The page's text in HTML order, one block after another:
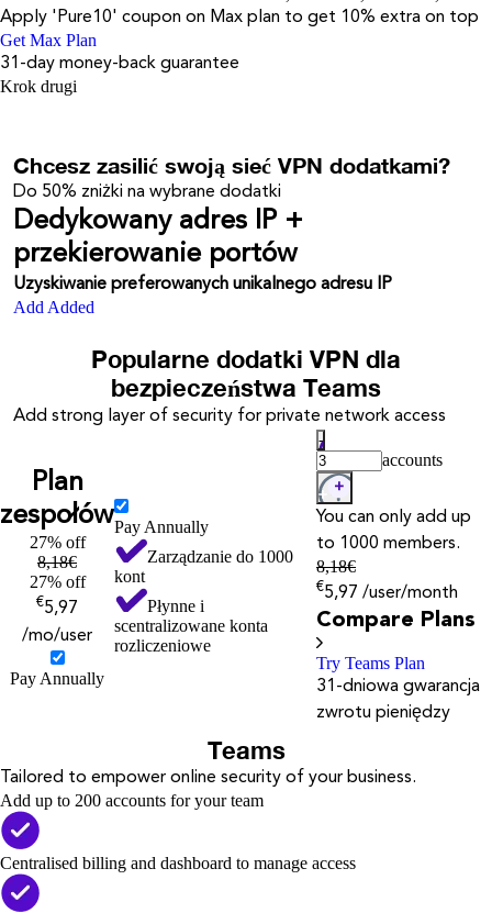
Apply 'Pure10' coupon on Max plan to get 10% extra on top
Get Max Plan
31-day money-back guarantee
Krok drugi
Chcesz zasilić swoją sieć VPN dodatkami?
Do 50% zniżki na wybrane dodatki
Dedykowany adres IP +
przekierowanie portów
Uzyskiwanie preferowanych unikalnego adresu IP
Add Added
Popularne dodatki VPN dla
bezpieczeństwa Teams
Add strong layer of security for private network access
Plan
zespołów
27% off
8,18€
27% off
€5,97
/mo/user
Pay Annually
Pay Annually
Zarządzanie do 1000
kont
Płynne i
scentralizowane konta
rozliczeniowe
-
accounts
You can only add up
to 1000 members.
8,18€
€5,97 /user/month
Compare Plans
Try Teams Plan
31-dniowa gwarancja
zwrotu pieniędzy
Teams
Tailored to empower online security of your business.
Add up to 200 accounts for your team
Centralised billing and dashboard to manage access